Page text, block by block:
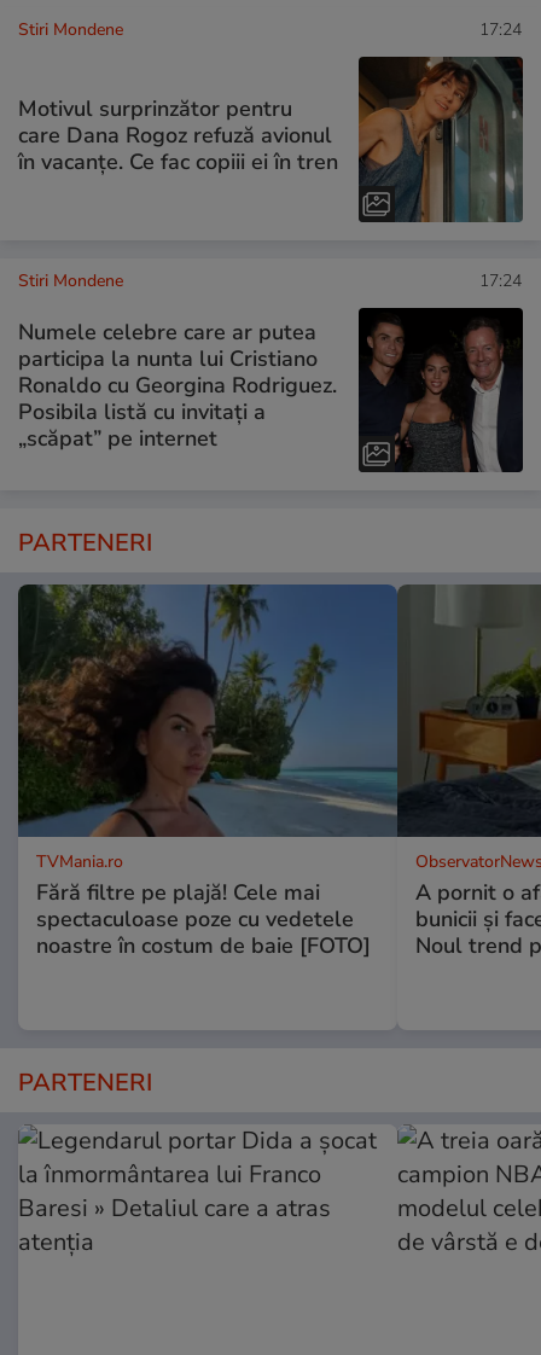
Stiri Mondene 17:24
Motivul surprinzător pentru
care Dana Rogoz refuză avionul
în vacanțe. Ce fac copiii ei în tren
Stiri Mondene 17:24
Numele celebre care ar putea
participa la nunta lui Cristiano
Ronaldo cu Georgina Rodriguez.
Posibila listă cu invitați a
„scăpat” pe internet
PARTENERI
TVMania.ro
Fără filtre pe plajă! Cele mai
spectaculoase poze cu vedetele
noastre în costum de baie [FOTO]
A pornit o
bunicii şi
Noul trend
PARTENERI